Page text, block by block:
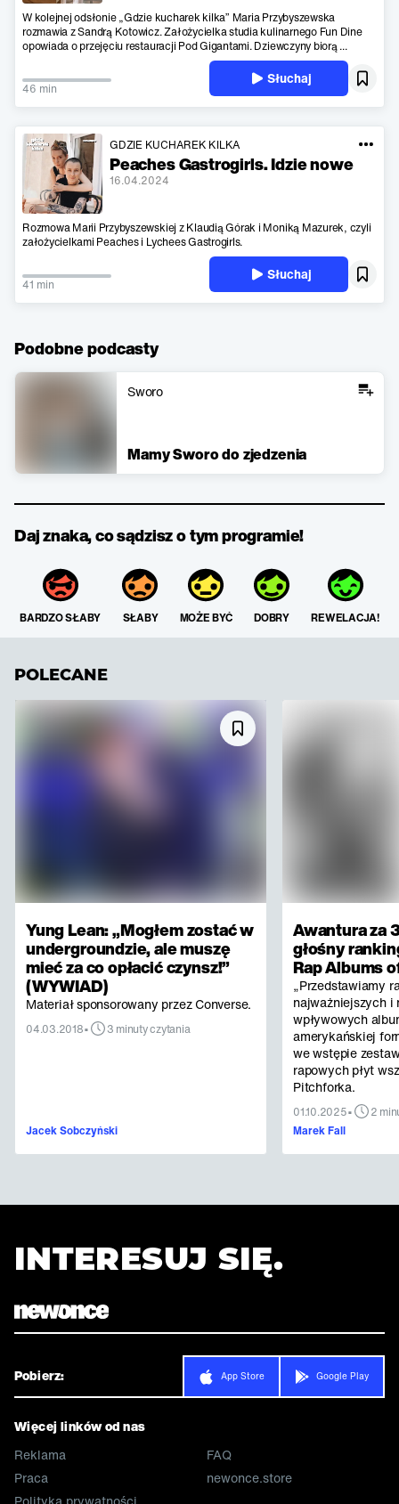
W kolejnej odsłonie „Gdzie kucharek kilka” Maria Przybyszewska
rozmawia z Sandrą Kotowicz. Założycielka studia kulinarnego Fun Dine
opowiada o przejęciu restauracji Pod Gigantami. Dziewczyny biorą ...
46 min
Słuchaj
GDZIE KUCHAREK KILKA
Peaches Gastrogirls. Idzie nowe
16.04.2024
Rozmowa Marii Przybyszewskiej z Klaudią Górak i Moniką Mazurek, czyli
założycielkami Peaches i Lychees Gastrogirls.
41 min
Słuchaj
Podobne podcasty
Sworo
Mamy Sworo do zjedzenia
Daj znaka, co sądzisz o tym programie!
BARDZO SŁABY SŁABY MOŻE BYĆ DOBRY REWELACJA!
POLECANE
Yung Lean: „Mogłem zostać w
undergroundzie, ale muszę
mieć za co opłacić czynsz!”
(WYWIAD)
Materiał sponsorowany przez Converse.
04.03.2018• 3 minuty czytania
Jacek Sobczyński
Awantura za
głośny
Rap Albums
„Przedstawiamy
najważniejszych i
wpływowych
amerykańskiej
we wstępie
rapowych płyt
Pitchforka.
01.10.2025•
2
Marek Fall
INTERESUJ SIĘ.
Pobierz: App Store Google Play
Więcej linków od nas
Reklama
Praca
FAQ
newonce.store